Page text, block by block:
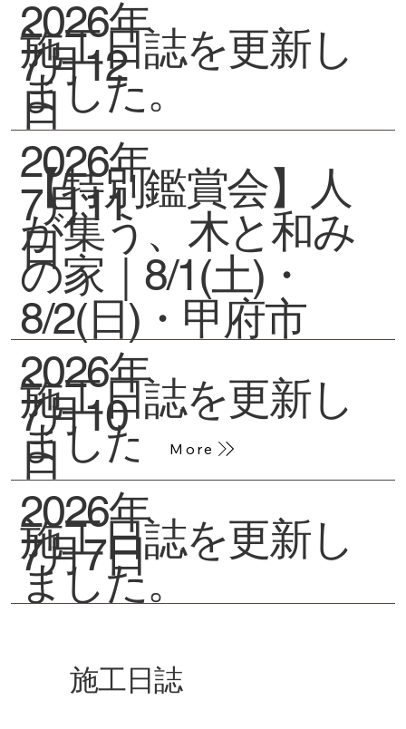
2026年
7月12
日
施工日誌を更新し
ました。
2026年
7月11
日
【特別鑑賞会】人
が集う、木と和み
の家｜8/1(土)・
8/2(日)・甲府市
2026年
7月10
日
施工日誌を更新し
ました。
2026年
7月7日
施工日誌を更新し
ました。
More
施工日誌